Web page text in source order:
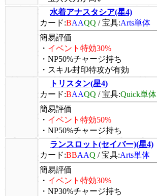
水着アナスタシア(星4)
カード:BAAQQ /宝具:Arts単体
簡易評価
・ イベント特効30%
・NP50%チャージ持ち
・スキル封印特攻が有効
トリスタン(星4)
カード:BAAQQ /宝具:Quick単体
簡易評価
・ イベント特効50%
・NP50%チャージ持ち
ランスロット(セイバー)(星4)
カード:BBAAQ /宝具:Arts単体
簡易評価
・ イベント特効30%
・NP30%チャージ持ち